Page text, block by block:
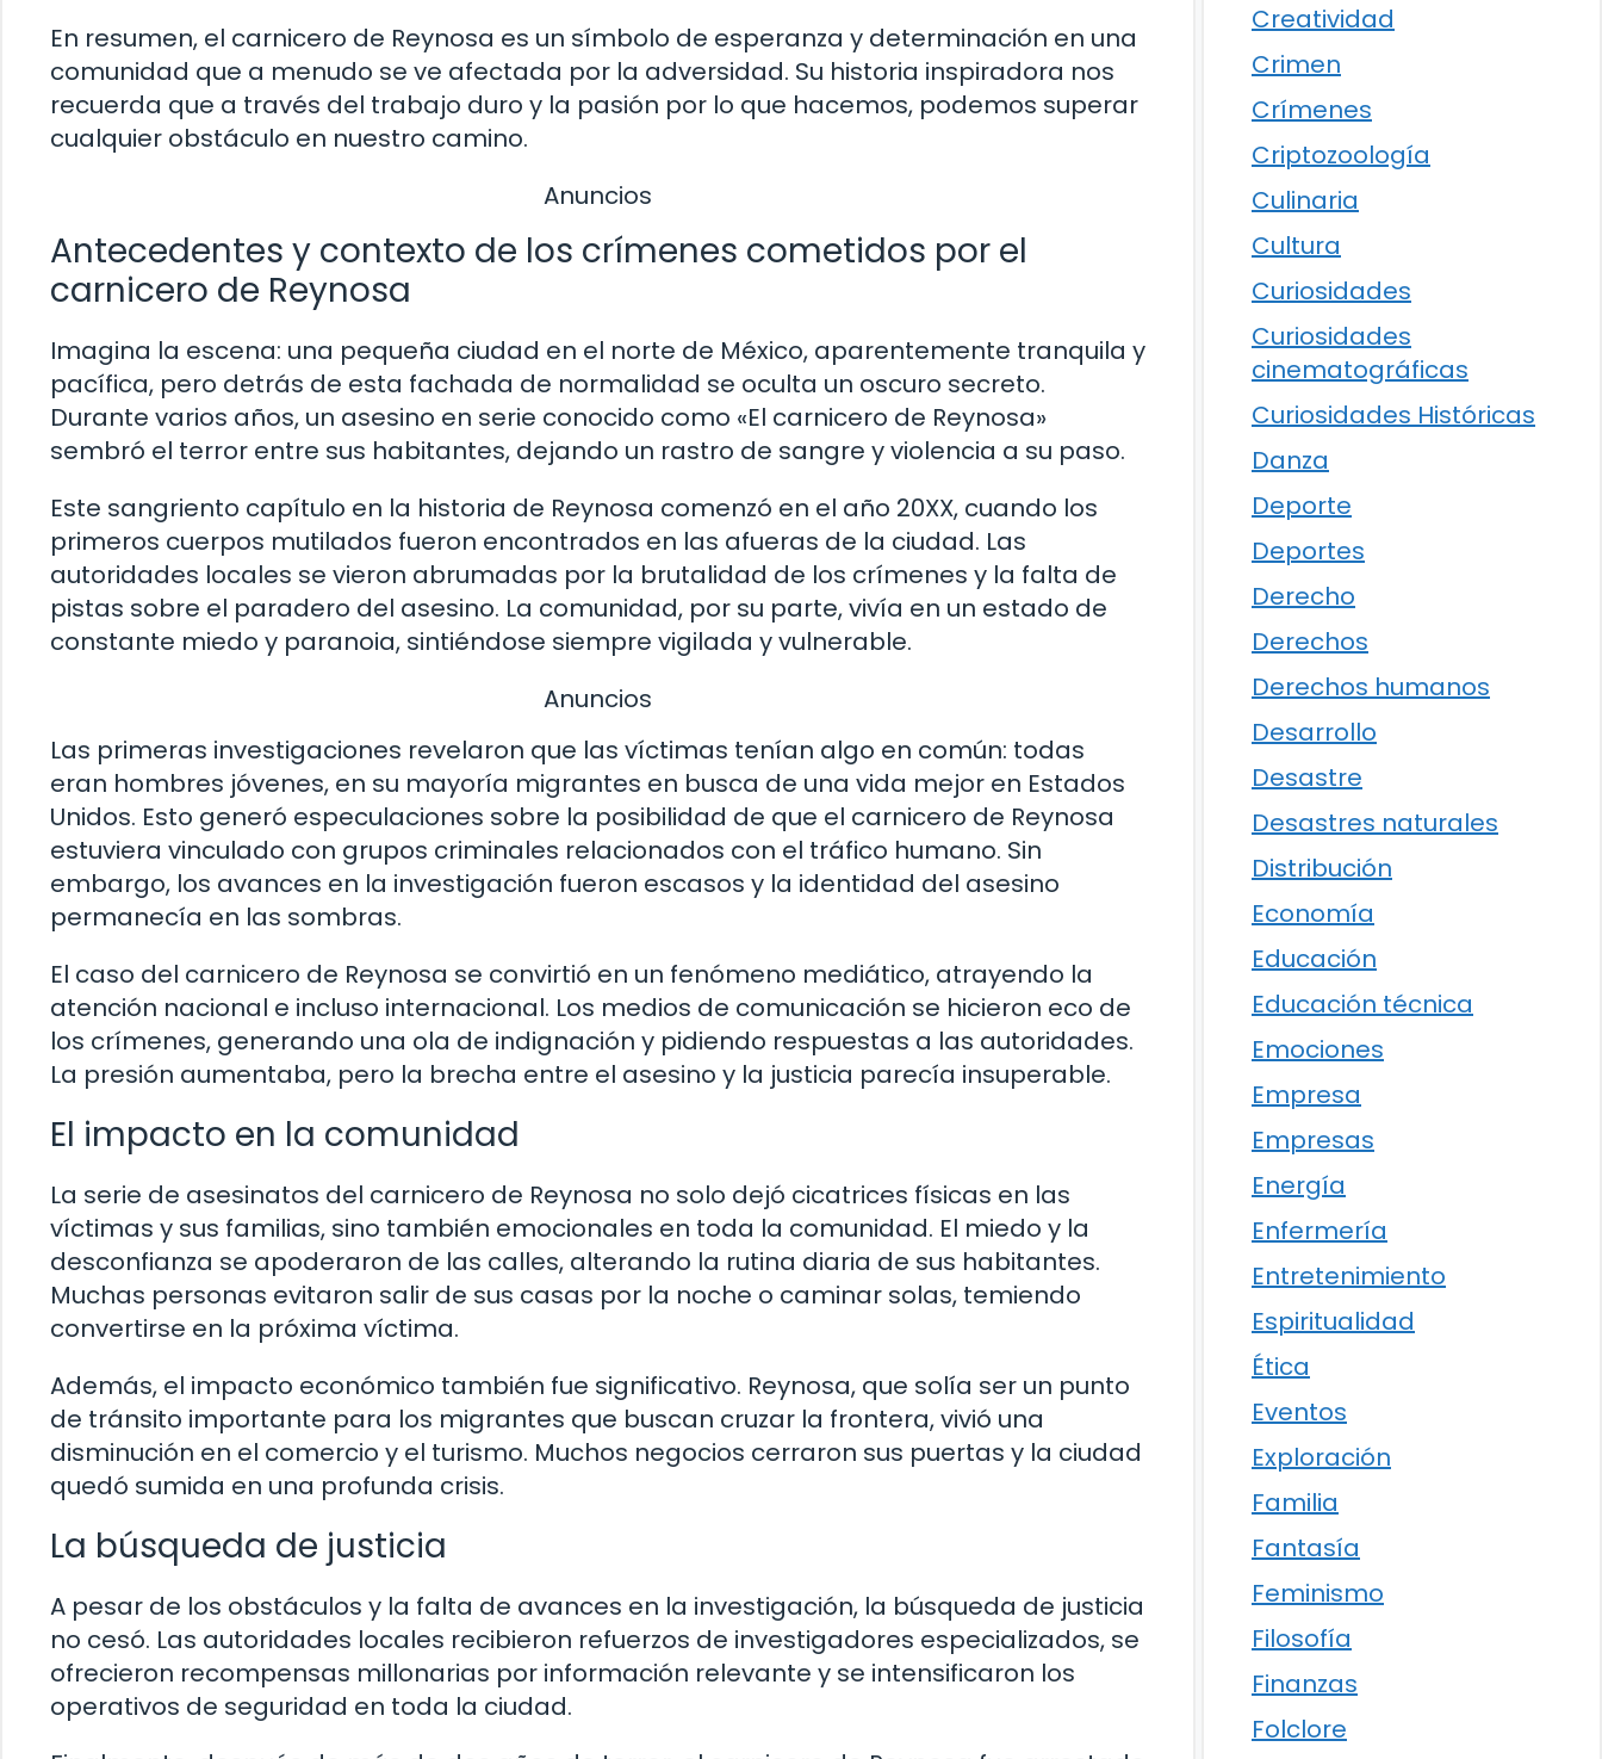
En resumen, el carnicero de Reynosa es un símbolo de esperanza y determinación en una
comunidad que a menudo se ve afectada por la adversidad. Su historia inspiradora nos
recuerda que a través del trabajo duro y la pasión por lo que hacemos, podemos superar
cualquier obstáculo en nuestro camino.
Anuncios
Antecedentes y contexto de los crímenes cometidos por el
carnicero de Reynosa
Imagina la escena: una pequeña ciudad en el norte de México, aparentemente tranquila y
pacífica, pero detrás de esta fachada de normalidad se oculta un oscuro secreto.
Durante varios años, un asesino en serie conocido como «El carnicero de Reynosa»
sembró el terror entre sus habitantes, dejando un rastro de sangre y violencia a su paso.
Este sangriento capítulo en la historia de Reynosa comenzó en el año 20XX, cuando los
primeros cuerpos mutilados fueron encontrados en las afueras de la ciudad. Las
autoridades locales se vieron abrumadas por la brutalidad de los crímenes y la falta de
pistas sobre el paradero del asesino. La comunidad, por su parte, vivía en un estado de
constante miedo y paranoia, sintiéndose siempre vigilada y vulnerable.
Anuncios
Las primeras investigaciones revelaron que las víctimas tenían algo en común: todas
eran hombres jóvenes, en su mayoría migrantes en busca de una vida mejor en Estados
Unidos. Esto generó especulaciones sobre la posibilidad de que el carnicero de Reynosa
estuviera vinculado con grupos criminales relacionados con el tráfico humano. Sin
embargo, los avances en la investigación fueron escasos y la identidad del asesino
permanecía en las sombras.
El caso del carnicero de Reynosa se convirtió en un fenómeno mediático, atrayendo la
atención nacional e incluso internacional. Los medios de comunicación se hicieron eco de
los crímenes, generando una ola de indignación y pidiendo respuestas a las autoridades.
La presión aumentaba, pero la brecha entre el asesino y la justicia parecía insuperable.
El impacto en la comunidad
La serie de asesinatos del carnicero de Reynosa no solo dejó cicatrices físicas en las
víctimas y sus familias, sino también emocionales en toda la comunidad. El miedo y la
desconfianza se apoderaron de las calles, alterando la rutina diaria de sus habitantes.
Muchas personas evitaron salir de sus casas por la noche o caminar solas, temiendo
convertirse en la próxima víctima.
Además, el impacto económico también fue significativo. Reynosa, que solía ser un punto
de tránsito importante para los migrantes que buscan cruzar la frontera, vivió una
disminución en el comercio y el turismo. Muchos negocios cerraron sus puertas y la ciudad
quedó sumida en una profunda crisis.
La búsqueda de justicia
A pesar de los obstáculos y la falta de avances en la investigación, la búsqueda de justicia
no cesó. Las autoridades locales recibieron refuerzos de investigadores especializados, se
ofrecieron recompensas millonarias por información relevante y se intensificaron los
operativos de seguridad en toda la ciudad.
Creatividad
Crimen
Crímenes
Criptozoología
Culinaria
Cultura
Curiosidades
Curiosidades
cinematográficas
Curiosidades Históricas
Danza
Deporte
Deportes
Derecho
Derechos
Derechos humanos
Desarrollo
Desastre
Desastres naturales
Distribución
Economía
Educación
Educación técnica
Emociones
Empresa
Empresas
Energía
Enfermería
Entretenimiento
Espiritualidad
Ética
Eventos
Exploración
Familia
Fantasía
Feminismo
Filosofía
Finanzas
Folclore